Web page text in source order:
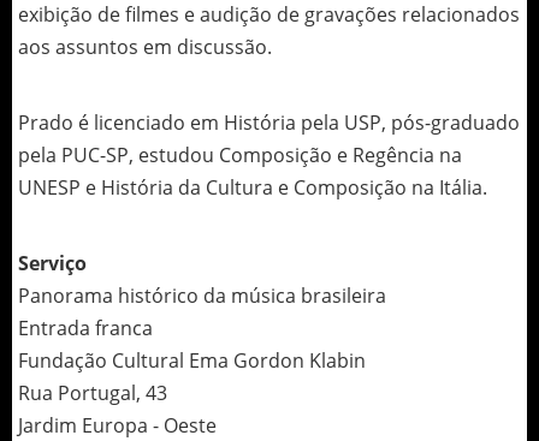
exibição de filmes e audição de gravações relacionados
aos assuntos em discussão.
Prado é licenciado em História pela USP, pós-graduado
pela PUC-SP, estudou Composição e Regência na
UNESP e História da Cultura e Composição na Itália.
Serviço
Panorama histórico da música brasileira
Entrada franca
Fundação Cultural Ema Gordon Klabin
Rua Portugal, 43
Jardim Europa - Oeste